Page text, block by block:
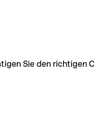
Sie den richtigen